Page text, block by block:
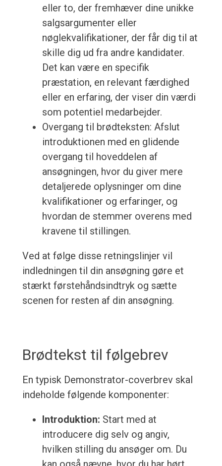
eller to, der fremhæver dine unikke
salgsargumenter eller
nøglekvalifikationer, der får dig til at
skille dig ud fra andre kandidater.
Det kan være en specifik
præstation, en relevant færdighed
eller en erfaring, der viser din værdi
som potentiel medarbejder.
Overgang til brødteksten: Afslut
introduktionen med en glidende
overgang til hoveddelen af
ansøgningen, hvor du giver mere
detaljerede oplysninger om dine
kvalifikationer og erfaringer, og
hvordan de stemmer overens med
kravene til stillingen.
Ved at følge disse retningslinjer vil
indledningen til din ansøgning gøre et
stærkt førstehåndsindtryk og sætte
scenen for resten af din ansøgning.
Brødtekst til følgebrev
En typisk Demonstrator-coverbrev skal
indeholde følgende komponenter:
Introduktion: Start med at
introducere dig selv og angiv,
hvilken stilling du ansøger om. Du